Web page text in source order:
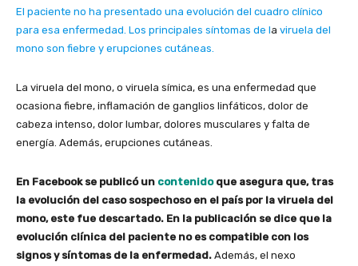
El paciente no ha presentado una evolución del cuadro clínico
para esa enfermedad. Los principales síntomas de la viruela del
mono son fiebre y erupciones cutáneas.
La viruela del mono, o viruela símica, es una enfermedad que
ocasiona fiebre, inflamación de ganglios linfáticos, dolor de
cabeza intenso, dolor lumbar, dolores musculares y falta de
energía. Además, erupciones cutáneas.
En Facebook se publicó un contenidoque asegura que, tras
la evolución del caso sospechoso en el país por la viruela del
mono, este fue descartado. En la publicación se dice que la
evolución clínica del paciente no es compatible con los
signos y síntomas de la enfermedad. Además, el nexo